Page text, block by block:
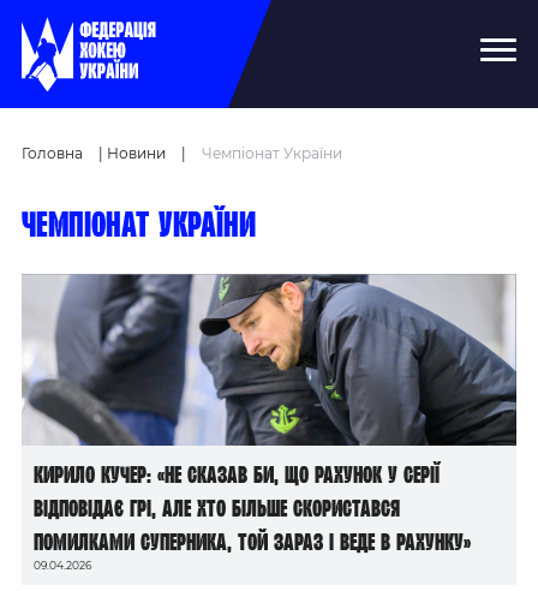
Головна Новини Чемпіонат України
Чемпіонат України
Кирило Кучер: «Не сказав би, що рахунок у серії
відповідає грі, але хто більше скористався
помилками суперника, той зараз і веде в рахунку»
09.04.2026